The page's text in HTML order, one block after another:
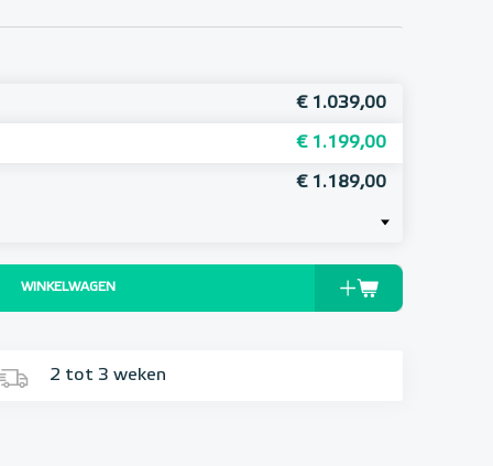
€ 1.039,00
€ 1.199,00
€ 1.189,00
WINKELWAGEN
2 tot 3 weken